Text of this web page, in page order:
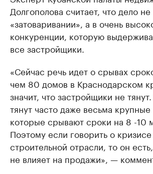
Долгополова считает, что дело не
«затоваривании», а в очень
конкуренции, которую
все застройщики.
«Сейчас речь идет о срывах
чем 80 домов в Краснодарском
значит, что застройщики не
тянут часто даже весьма крупные
которые срывают сроки на 8 -10
Поэтому если говорить о
строительной отрасли, то он
не влияет на продажи», —